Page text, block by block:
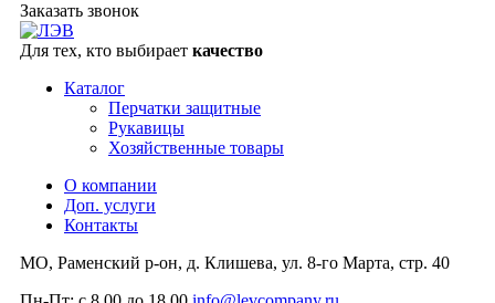
Заказать звонок
Для тех, кто выбирает качество
Каталог
Перчатки защитные
Рукавицы
Хозяйственные товары
О компании
Доп. услуги
Контакты
МО, Раменский р-он, д. Клишева, ул. 8-го Марта, стр. 40